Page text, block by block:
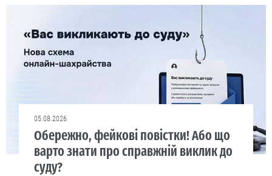
05.08.2026
Обережно, фейкові повістки! Або що
варто знати про справжній виклик до
суду?